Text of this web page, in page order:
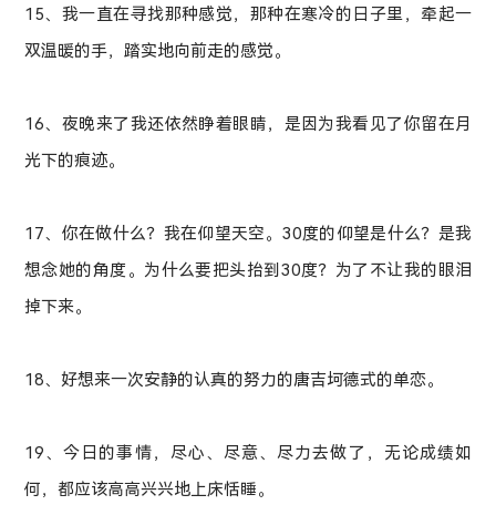
15、我一直在寻找那种感觉，那种在寒冷的日子里，牵起一
双温暖的手，踏实地向前走的感觉。
16、夜晚来了我还依然睁着眼睛，是因为我看见了你留在月
光下的痕迹。
17、你在做什么？我在仰望天空。30度的仰望是什么？是我
想念她的角度。为什么要把头抬到30度？为了不让我的眼泪
掉下来。
18、好想来一次安静的认真的努力的唐吉坷德式的单恋。
19、今日的事情，尽心、尽意、尽力去做了，无论成绩如
何，都应该高高兴兴地上床恬睡。